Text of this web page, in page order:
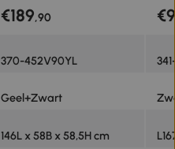
€189,90
370-452V90YL
Geel+Zwart
146L x 58B x 58,5H cm